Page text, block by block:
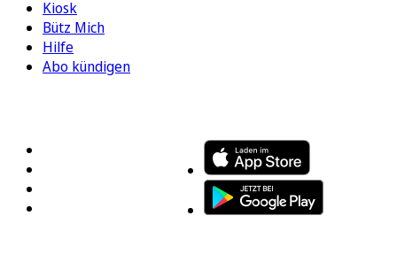
Kiosk
Bütz Mich
Hilfe
Abo kündigen